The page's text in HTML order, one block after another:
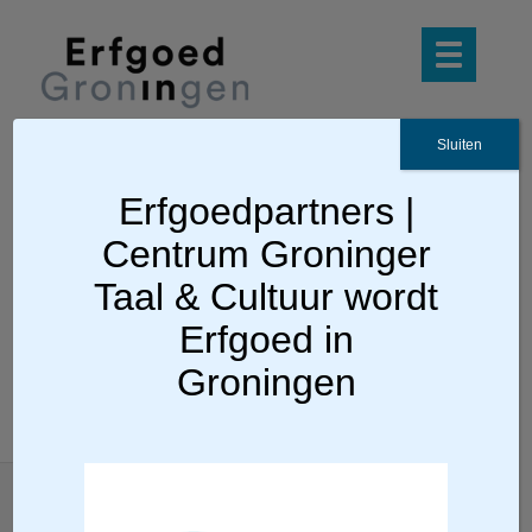
Ga terug
Vestingmuseum Oudeschans
Erfgoedpartners |
Centrum Groninger
Taal & Cultuur wordt
Erfgoed in
Groningen
Sluiten